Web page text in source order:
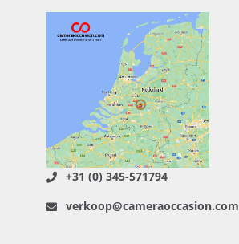
+31 (0) 345-571794
verkoop@cameraoccasion.com